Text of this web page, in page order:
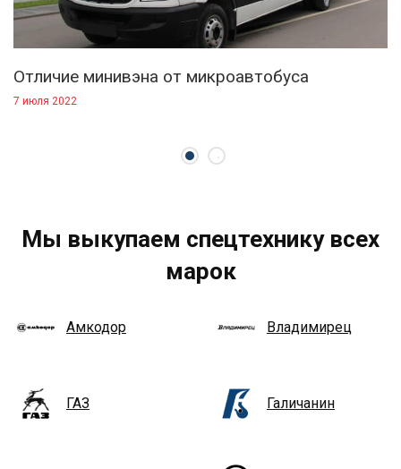
Отличие минивэна от микроавтобуса
7 июля 2022
Мы выкупаем спецтехнику всех
марок
Амкодор Владимирец
ГАЗ Галичанин